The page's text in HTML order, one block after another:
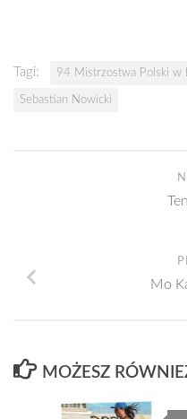
Tagi: 94 Mistrzostwa Polski w
Sebastian Nowicki
Mo
MOŻESZ